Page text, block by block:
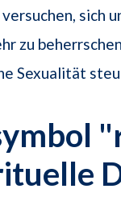
sich
zu
Sexualität